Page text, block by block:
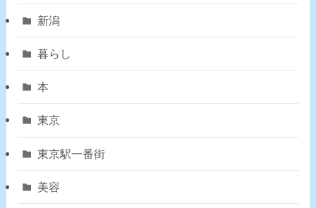
新潟
暮らし
本
東京
東京駅一番街
美容